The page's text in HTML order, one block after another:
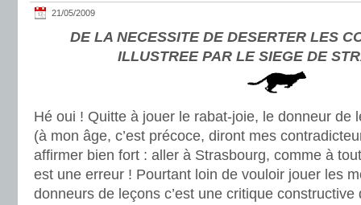
21/05/2009
DE LA NECESSITE DE DESERTER LES
ILLUSTREE PAR LE SIEGE DE
Hé oui ! Quitte à jouer le rabat-joie, le donneur de
(à mon âge, c’est précoce, diront mes
affirmer bien fort : aller à Strasbourg, comme à
est une erreur ! Pourtant loin de vouloir jouer les
donneurs de leçons c’est une critique constructive